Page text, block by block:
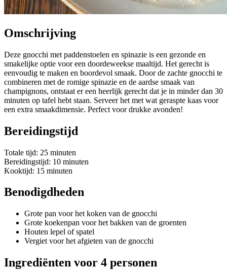
Omschrijving
Deze gnocchi met paddenstoelen en spinazie is een gezonde en
smakelijke optie voor een doordeweekse maaltijd. Het gerecht is
eenvoudig te maken en boordevol smaak. Door de zachte gnocchi te
combineren met de romige spinazie en de aardse smaak van
champignons, ontstaat er een heerlijk gerecht dat je in minder dan 30
minuten op tafel hebt staan. Serveer het met wat geraspte kaas voor
een extra smaakdimensie. Perfect voor drukke avonden!
Bereidingstijd
Totale tijd: 25 minuten
Bereidingstijd: 10 minuten
Kooktijd: 15 minuten
Benodigdheden
Grote pan voor het koken van de gnocchi
Grote koekenpan voor het bakken van de groenten
Houten lepel of spatel
Vergiet voor het afgieten van de gnocchi
Ingrediënten voor 4 personen